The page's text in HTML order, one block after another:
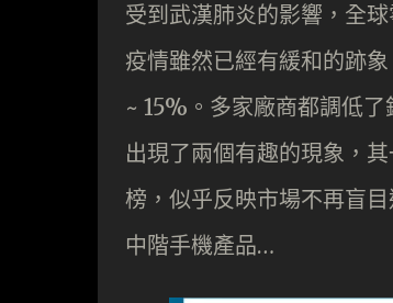
受到武漢肺炎的影響，全
疫情雖然已經有緩和的跡
~ 15%。多家廠商都調低
出現了兩個有趣的現象，
榜，似乎反映市場不再盲
中階手機產品…